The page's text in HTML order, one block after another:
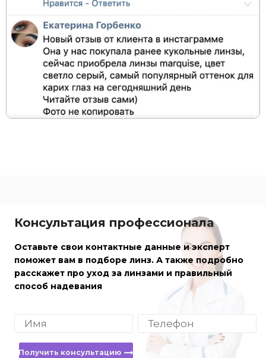
Консультация профессионала
Оставьте свои контактные данные и эксперт
поможет вам в подборе линз. А также подробно
расскажет про уход за линзами и правильный
способ надевания
Получить консультацию